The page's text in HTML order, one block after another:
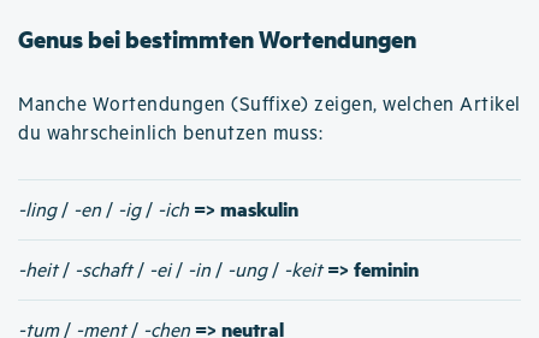
Genus bei bestimmten Wortendungen
Manche Wortendungen (Suffixe) zeigen, welchen Artikel
du wahrscheinlich benutzen muss:
-ling/ -en / -ig/ -ich => maskulin
-heit/ -schaft/ -ei/ -in / -ung/ -keit => feminin
-tum/ -ment/ -chen => neutral